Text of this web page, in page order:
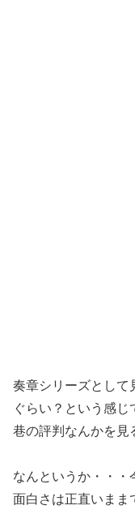
奏章シリーズとして
ぐらい？という感じ
巷の評判なんかを見
なんというか・・・
面白さは正直いまま